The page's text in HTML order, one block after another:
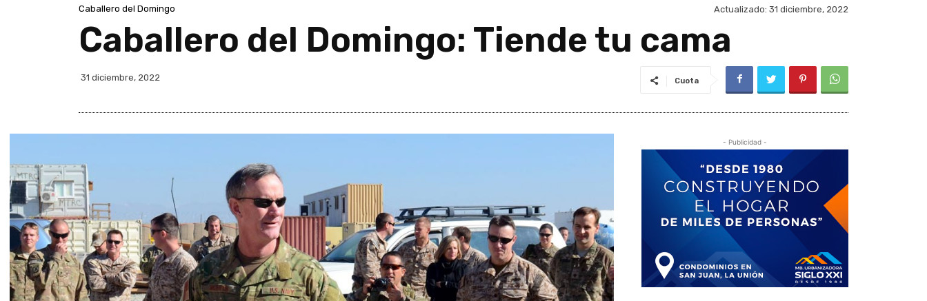
Caballero del Domingo Actualizado: 31 diciembre, 2022
Caballero del Domingo: Tiende tu cama
31 diciembre, 2022 Cuota
- Publicidad -